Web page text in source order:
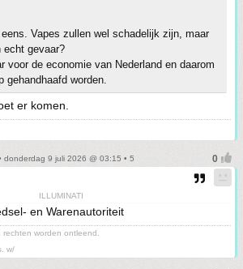
Vapes zullen wel schadelijk zijn, maar
echt gevaar?
voor de economie van Nederland en daarom
gehandhaafd worden.
er komen.
donderdag 9 juli 2026 @ 03:15 • 5
ILLUMINATI
en Warenautoriteit
worden ontleend.
w/